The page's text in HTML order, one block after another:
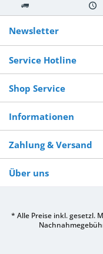
Kostenloser
Versand ab €
250,-
Versand
Newsletter
Service Hotline
Shop Service
Informationen
Zahlung & Versand
Über uns
* Alle Preise inkl. gesetzl.